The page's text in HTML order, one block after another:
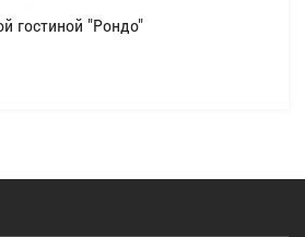
гостиной "Рондо"